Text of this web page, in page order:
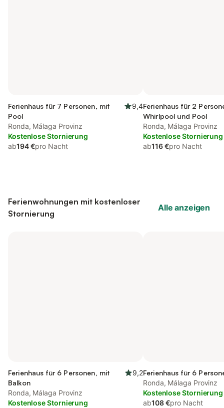
Ferienhaus für 7 Personen, mit
Pool
9,4
Ronda, Málaga Provinz
Kostenlose Stornierung
ab194 €pro Nacht
Ferienhaus für 2
Whirlpool und Pool
Ronda, Málaga Provinz
Kostenlose Stornierung
ab116 €pro Nacht
Ferienwohnungen mit kostenloser
Stornierung
Alle anzeigen
Ferienhaus für 6 Personen, mit
Balkon
9,2
Ronda, Málaga Provinz
Kostenlose Stornierung
Ferienhaus für 6
Ronda, Málaga Provinz
Kostenlose Stornierung
ab108 €pro Nacht